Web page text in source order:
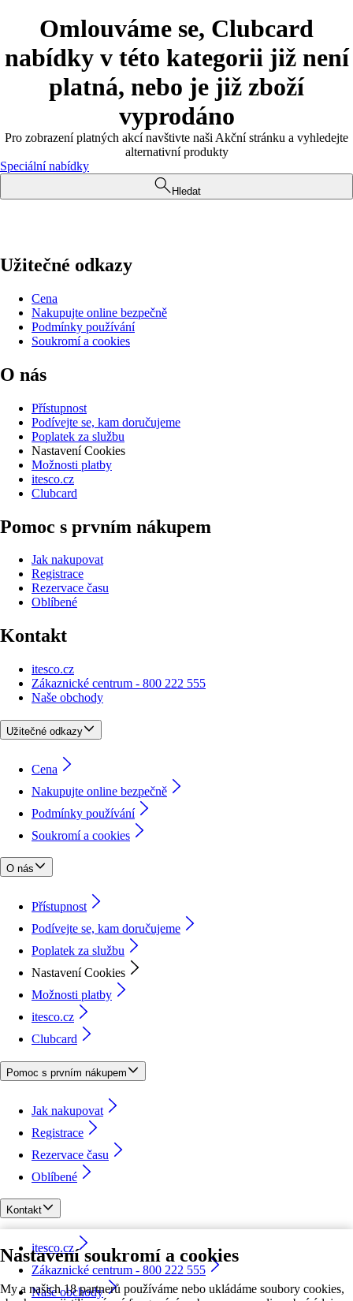
Nastavení soukromí a cookies
My a našich 18 partnerů používáme nebo ukládáme soubory cookies,
Omlouváme se, Clubcard
nabídky v této kategorii již není
platná, nebo je již zboží
vyprodáno
Pro zobrazení platných akcí navštivte naši Akční stránku a vyhledejte
alternativní produkty
Speciální nabídky
Hledat
Užitečné odkazy
Cena
Nakupujte online bezpečně
Podmínky používání
Soukromí a cookies
O nás
Přístupnost
Podívejte se, kam doručujeme
Poplatek za službu
Nastavení Cookies
Možnosti platby
itesco.cz
Clubcard
Pomoc s prvním nákupem
Jak nakupovat
Registrace
Rezervace času
Oblíbené
Kontakt
itesco.cz
Zákaznické centrum - 800 222 555
Naše obchody
Užitečné odkazy
Cena
Nakupujte online bezpečně
Podmínky používání
Soukromí a cookies
O nás
Přístupnost
Podívejte se, kam doručujeme
Poplatek za službu
Nastavení Cookies
Možnosti platby
itesco.cz
Clubcard
Pomoc s prvním nákupem
Jak nakupovat
Registrace
Rezervace času
Oblíbené
Kontakt
itesco.cz
Zákaznické centrum - 800 222 555
Naše obchody